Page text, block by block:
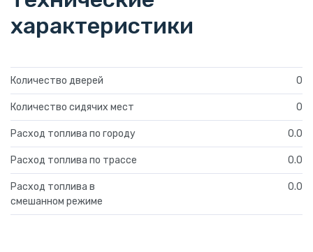
характеристики
Количество дверей 0
Количество сидячих мест 0
Расход топлива по городу 0.0
Расход топлива по трассе 0.0
Расход топлива в
смешанном режиме
0.0